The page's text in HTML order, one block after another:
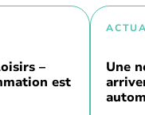
–
est
Une